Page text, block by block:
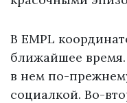
В EMPL
ближайшее
в нем по-
социалкой. Во-